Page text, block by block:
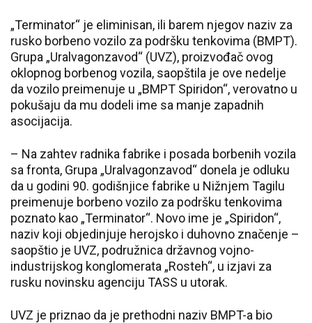
„Terminator“ je eliminisan, ili barem njegov naziv za
rusko borbeno vozilo za podršku tenkovima (BMPT).
Grupa „Uralvagonzavod“ (UVZ), proizvođač ovog
oklopnog borbenog vozila, saopštila je ove nedelje
da vozilo preimenuje u „BMPT Spiridon“, verovatno u
pokušaju da mu dodeli ime sa manje zapadnih
asocijacija.
– Na zahtev radnika fabrike i posada borbenih vozila
sa fronta, Grupa „Uralvagonzavod“ donela je odluku
da u godini 90. godišnjice fabrike u Nižnjem Tagilu
preimenuje borbeno vozilo za podršku tenkovima
poznato kao „Terminator“. Novo ime je „Spiridon“,
naziv koji objedinjuje herojsko i duhovno značenje –
saopštio je UVZ, podružnica državnog vojno-
industrijskog konglomerata „Rosteh“, u izjavi za
rusku novinsku agenciju TASS u utorak.
UVZ je priznao da je prethodni naziv BMPT-a bio